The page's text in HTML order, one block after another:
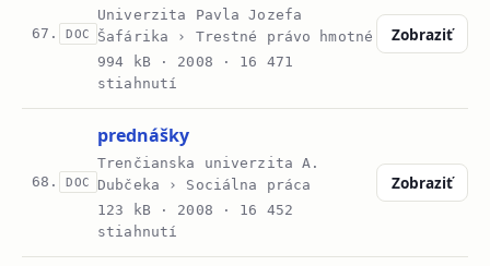
67. DOC
Univerzita Pavla Jozefa
Šafárika › Trestné právo hmotné
994 kB · 2008 · 16 471
stiahnutí
Zobraziť
68. DOC
prednášky
Trenčianska univerzita A.
Dubčeka › Sociálna práca
123 kB · 2008 · 16 452
stiahnutí
Zobraziť